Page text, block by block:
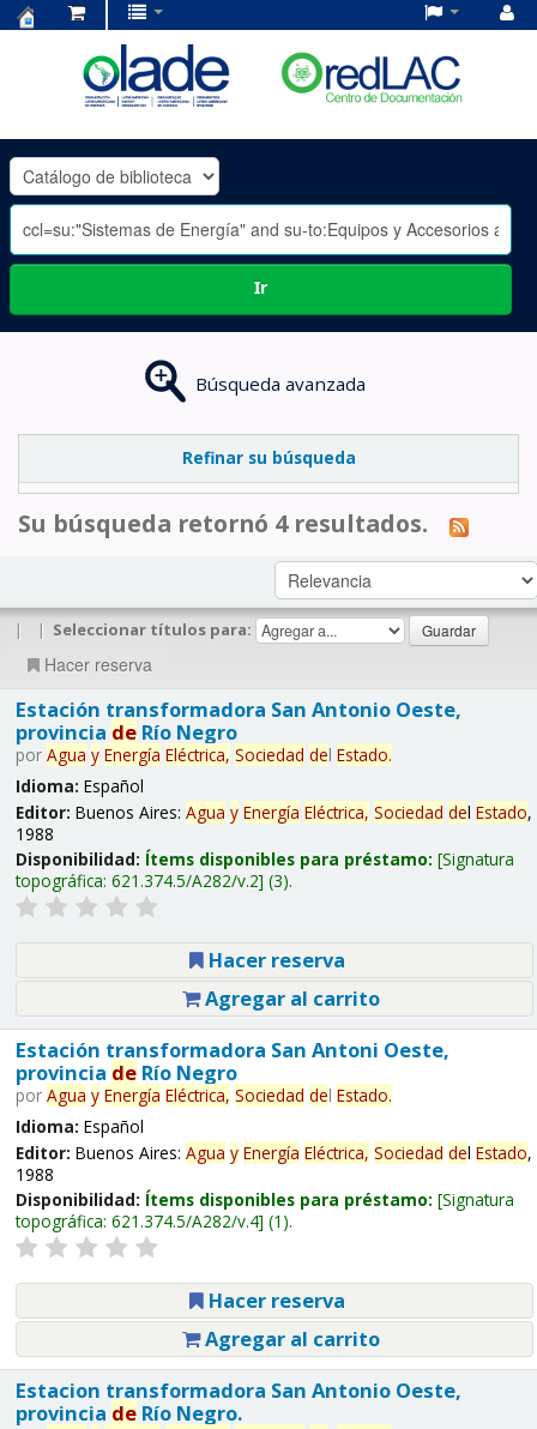
OLADE
-
Ir
Búsqueda avanzada
Refinar su búsqueda
Su búsqueda retornó 4 resultados.
| | Seleccionar títulos para:
Hacer reserva
Estación transformadora San Antonio Oeste,
provincia deRío Negro
por Agua y Energía Eléctrica, Sociedad del Estado.
Idioma: Español
Editor: Buenos Aires: Agua y Energía Eléctrica, Sociedad del Estado,
1988
Disponibilidad: Ítems disponibles para préstamo: Signatura
topográfica: 621.374.5/A282/v.2 (3).
Hacer reserva
Agregar al carrito
Estación transformadora San Antoni Oeste,
provincia deRío Negro
por Agua y Energía Eléctrica, Sociedad del Estado.
Idioma: Español
Editor: Buenos Aires: Agua y Energía Eléctrica, Sociedad del Estado,
1988
Disponibilidad: Ítems disponibles para préstamo: Signatura
topográfica: 621.374.5/A282/v.4 (1).
Hacer reserva
Agregar al carrito
Estacion transformadora San Antonio Oeste,
provincia deRío Negro.